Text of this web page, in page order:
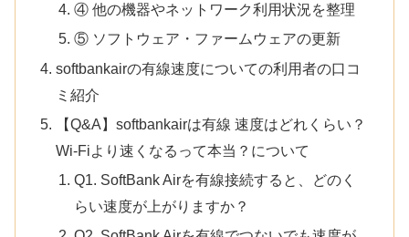
④ 他の機器やネットワーク利用状況を整理
⑤ ソフトウェア・ファームウェアの更新
softbankairの有線速度についての利用者の口コ
ミ紹介
【Q&A】softbankairは有線 速度はどれくらい？
Wi-Fiより速くなるって本当？について
Q1. SoftBank Airを有線接続すると、どのく
らい速度が上がりますか？